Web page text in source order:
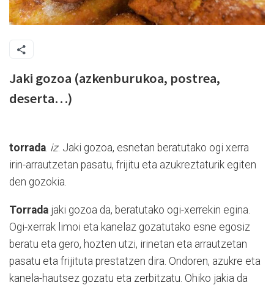
Jaki gozoa (azkenburukoa, postrea,
deserta…)
torrada. iz. Jaki gozoa, esnetan beratutako ogi xerra
irin-arrautzetan pasatu, frijitu eta azukreztaturik egiten
den gozokia.
Torrada jaki gozoa da, beratutako ogi-xerrekin egina.
Ogi-xerrak limoi eta kanelaz gozatutako esne egosiz
beratu eta gero, hozten utzi, irinetan eta arrautzetan
pasatu eta frijituta prestatzen dira. Ondoren, azukre eta
kanela-hautsez gozatu eta zerbitzatu. Ohiko jakia da